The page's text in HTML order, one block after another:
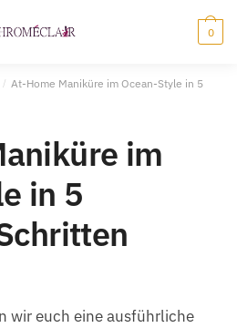
0
/ At-Home Maniküre im Ocean-Style in 5
im
in 5
wir euch eine ausführliche